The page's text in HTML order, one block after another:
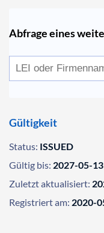
Abfrage eines
Gültigkeit
Status: ISSUED
Gültig bis: 2027-05-13
Zuletzt aktualisiert:
Registriert am: 2020-